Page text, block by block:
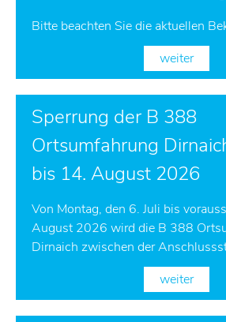
Bitte beachten Sie die aktuellen
weiter
Sperrung der B 388
Ortsumfahrung
bis 14. August 2026
Von Montag, den 6. Juli bis
August 2026 wird die B 388
Dirnaich zwischen der
weiter